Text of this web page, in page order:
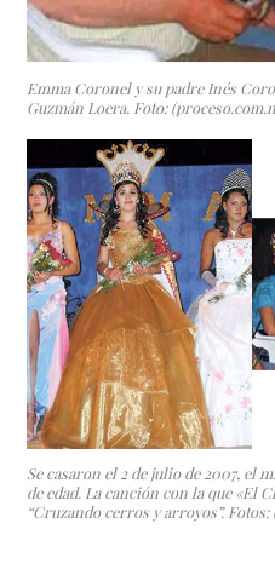
Emma Coronel y su padre Inés
Guzmán Loera. Foto:
Se casaron el 2 de julio de 2007, el
de edad. La canción con la que «El
“Cruzando cerros y arroyos”.